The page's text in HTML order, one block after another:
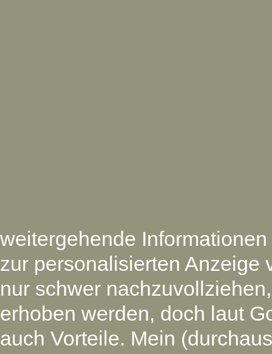
weitergehende
zur personalisierten Anzeige
nur schwer
erhoben werden, doch laut
auch Vorteile. Mein